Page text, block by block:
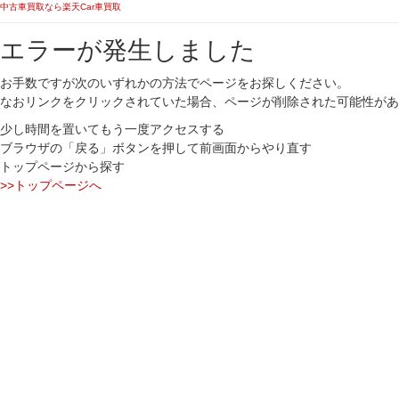
中古車買取なら楽天Car車買取
エラーが発生しました
お手数ですが次のいずれかの方法でページをお探しください。
なおリンクをクリックされていた場合、ページが削除された可能性が
少し時間を置いてもう一度アクセスする
ブラウザの「戻る」ボタンを押して前画面からやり直す
トップページから探す
>>トップページへ